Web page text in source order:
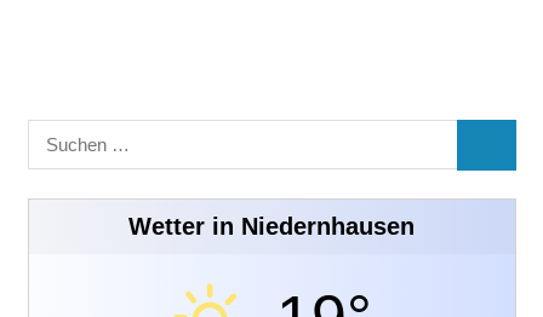
Suchen
nach:
Wetter in Niedernhausen